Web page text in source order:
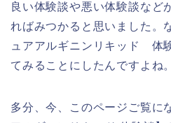
良い体験談や悪い体験談など
ればみつかると思いました。
ュアアルギニンリキッド 体
てみることにしたんですよね。
多分、今、このページご覧に